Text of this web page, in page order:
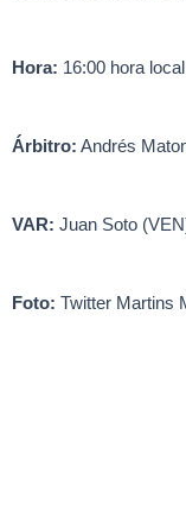
Hora: 16:00 hora local
Árbitro: Andrés
VAR: Juan Soto
Foto: Twitter Martins